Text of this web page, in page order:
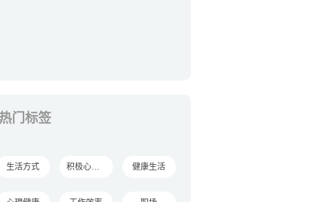
门标签
生活方式 积极心理学 健康生活